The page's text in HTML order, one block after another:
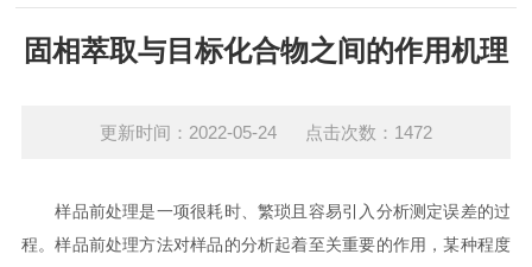
固相萃取与目标化合物之间的作用机理
更新时间：2022-05-24 点击次数：1472
样品前处理是一项很耗时、繁琐且容易引入分析测定误差的过
程。样品前处理方法对样品的分析起着至关重要的作用，某种程度